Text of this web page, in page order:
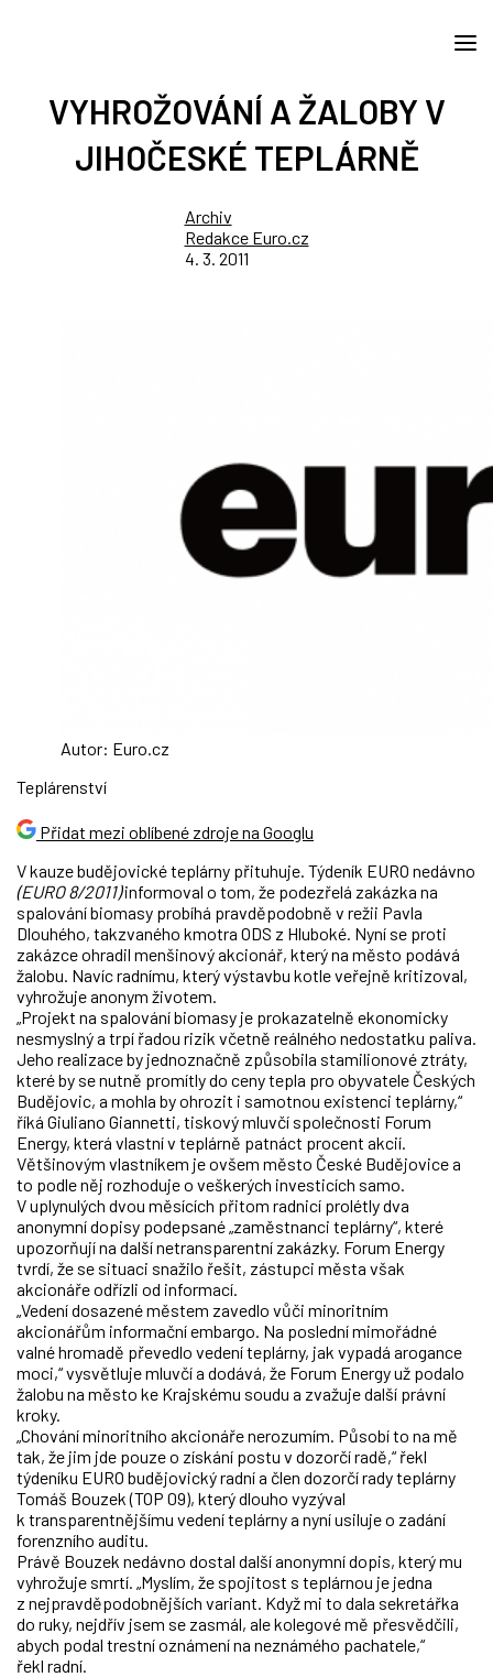
VYHROŽOVÁNÍ A ŽALOBY V
JIHOČESKÉ TEPLÁRNĚ
Archiv
Redakce Euro.cz
4. 3. 2011
Autor: Euro.cz
Teplárenství
Přidat mezi oblíbené zdroje na Googlu
V kauze budějovické teplárny přituhuje. Týdeník EURO nedávno
(EURO 8/2011)informoval o tom, že podezřelá zakázka na
spalování biomasy probíhá pravděpodobně v režii Pavla
Dlouhého, takzvaného kmotra ODS z Hluboké. Nyní se proti
zakázce ohradil menšinový akcionář, který na město podává
žalobu. Navíc radnímu, který výstavbu kotle veřejně kritizoval,
vyhrožuje anonym životem.
„Projekt na spalování biomasy je prokazatelně ekonomicky
nesmyslný a trpí řadou rizik včetně reálného nedostatku paliva.
Jeho realizace by jednoznačně způsobila stamilionové ztráty,
které by se nutně promítly do ceny tepla pro obyvatele Českých
Budějovic, a mohla by ohrozit i samotnou existenci teplárny,“
říká Giuliano Giannetti, tiskový mluvčí společnosti Forum
Energy, která vlastní v teplárně patnáct procent akcií.
Většinovým vlastníkem je ovšem město České Budějovice a
to podle něj rozhoduje o veškerých investicích samo.
V uplynulých dvou měsících přitom radnicí prolétly dva
anonymní dopisy podepsané „zaměstnanci teplárny“, které
upozorňují na další netransparentní zakázky. Forum Energy
tvrdí, že se situaci snažilo řešit, zástupci města však
akcionáře odřízli od informací.
„Vedení dosazené městem zavedlo vůči minoritním
akcionářům informační embargo. Na poslední mimořádné
valné hromadě převedlo vedení teplárny, jak vypadá arogance
moci,“ vysvětluje mluvčí a dodává, že Forum Energy už podalo
žalobu na město ke Krajskému soudu a zvažuje další právní
kroky.
„Chování minoritního akcionáře nerozumím. Působí to na mě
tak, že jim jde pouze o získání postu v dozorčí radě,“ řekl
týdeníku EURO budějovický radní a člen dozorčí rady teplárny
Tomáš Bouzek (TOP 09), který dlouho vyzýval
k transparentnějšímu vedení teplárny a nyní usiluje o zadání
forenzního auditu.
Právě Bouzek nedávno dostal další anonymní dopis, který mu
vyhrožuje smrtí. „Myslím, že spojitost s teplárnou je jedna
z nejpravděpodobnějších variant. Když mi to dala sekretářka
do ruky, nejdřív jsem se zasmál, ale kolegové mě přesvědčili,
abych podal trestní oznámení na neznámého pachatele,“
řekl radní.